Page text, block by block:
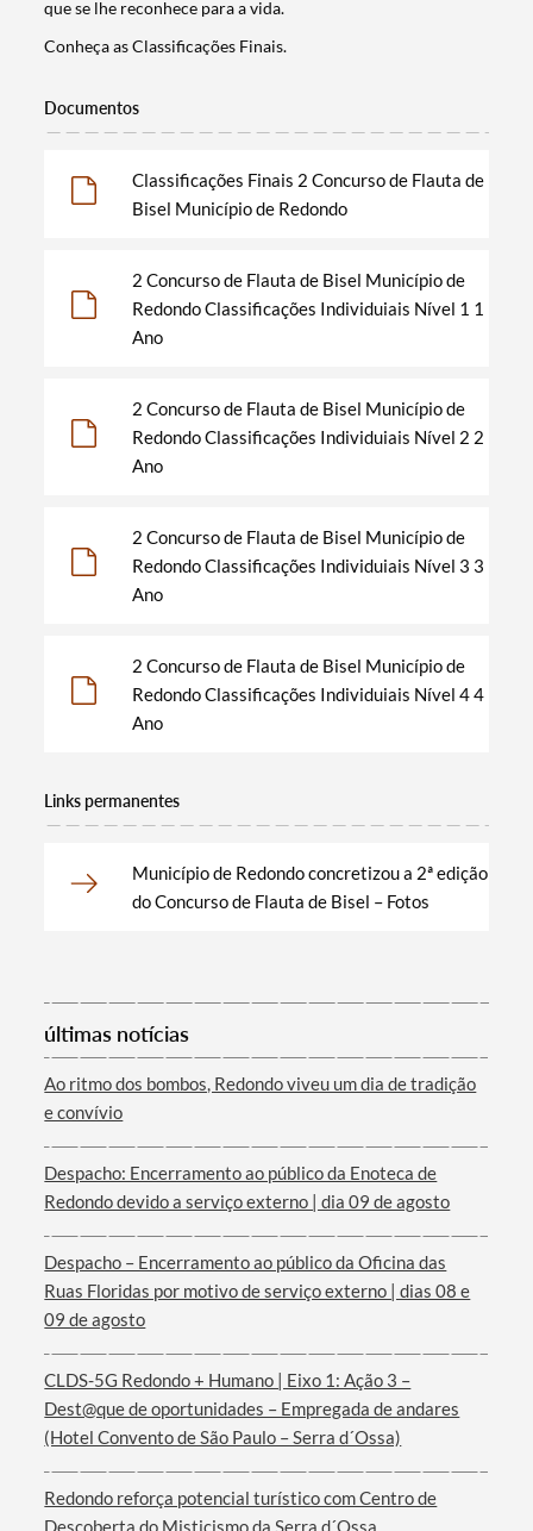
Categorias gerais
Filtros
que se lhe reconhece para a vida.
Conheça as Classificações Finais.
Documentos
Classificações Finais 2 Concurso de Flauta de
Bisel Município de Redondo
2 Concurso de Flauta de Bisel Município de
Redondo Classificações Individuiais Nível 1 1
Ano
2 Concurso de Flauta de Bisel Município de
Redondo Classificações Individuiais Nível 2 2
Ano
2 Concurso de Flauta de Bisel Município de
Redondo Classificações Individuiais Nível 3 3
Ano
2 Concurso de Flauta de Bisel Município de
Redondo Classificações Individuiais Nível 4 4
Ano
Links permanentes
Município de Redondo concretizou a 2ª edição
do Concurso de Flauta de Bisel – Fotos
últimas notícias
Ao ritmo dos bombos, Redondo viveu um dia de tradição
e convívio
Despacho: Encerramento ao público da Enoteca de
Redondo devido a serviço externo | dia 09 de agosto
Despacho – Encerramento ao público da Oficina das
Ruas Floridas por motivo de serviço externo | dias 08 e
09 de agosto
CLDS-5G Redondo + Humano | Eixo 1: Ação 3 –
Dest@que de oportunidades – Empregada de andares
(Hotel Convento de São Paulo – Serra d´Ossa)
Redondo reforça potencial turístico com Centro de
Descoberta do Misticismo da Serra d´Ossa